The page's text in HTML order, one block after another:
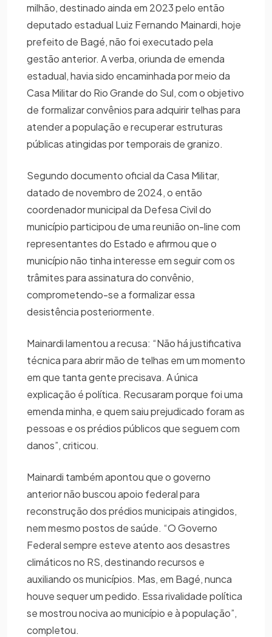
milhão, destinado ainda em 2023 pelo então
deputado estadual Luiz Fernando Mainardi, hoje
prefeito de Bagé, não foi executado pela
gestão anterior. A verba, oriunda de emenda
estadual, havia sido encaminhada por meio da
Casa Militar do Rio Grande do Sul, com o objetivo
de formalizar convênios para adquirir telhas para
atender a população e recuperar estruturas
públicas atingidas por temporais de granizo.
Segundo documento oficial da Casa Militar,
datado de novembro de 2024, o então
coordenador municipal da Defesa Civil do
município participou de uma reunião on-line com
representantes do Estado e afirmou que o
município não tinha interesse em seguir com os
trâmites para assinatura do convênio,
comprometendo-se a formalizar essa
desistência posteriormente.
Mainardi lamentou a recusa: “Não há justificativa
técnica para abrir mão de telhas em um momento
em que tanta gente precisava. A única
explicação é política. Recusaram porque foi uma
emenda minha, e quem saiu prejudicado foram as
pessoas e os prédios públicos que seguem com
danos”, criticou.
Mainardi também apontou que o governo
anterior não buscou apoio federal para
reconstrução dos prédios municipais atingidos,
nem mesmo postos de saúde. “O Governo
Federal sempre esteve atento aos desastres
climáticos no RS, destinando recursos e
auxiliando os municípios. Mas, em Bagé, nunca
houve sequer um pedido. Essa rivalidade política
se mostrou nociva ao município e à população”,
completou.